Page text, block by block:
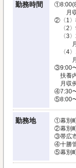
勤務時間
月収
②〈1〉
〈2〉
〈3〉
月収
〈4〉
月収
③9:00
扶養
月収
④7:30
⑤8:00
勤務地
①幕別
②幕別
③帯広
④十勝
⑤幕別